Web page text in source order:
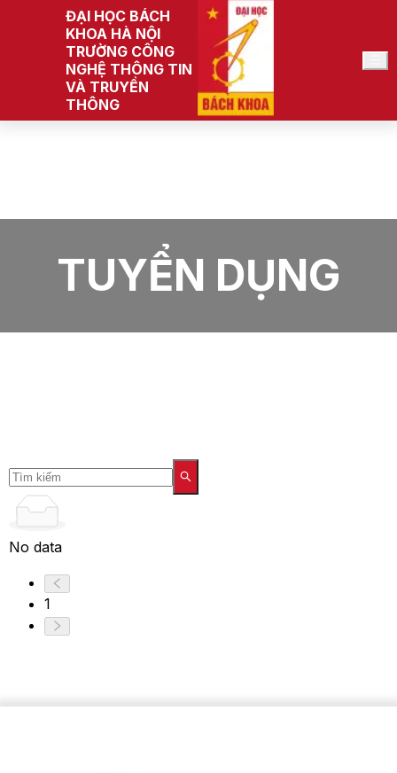
ĐẠI HỌC BÁCH
KHOA HÀ NỘI
TRƯỜNG CÔNG
NGHỆ THÔNG TIN
VÀ TRUYỀN
THÔNG
VI
TUYỂN DỤNG
No data
1